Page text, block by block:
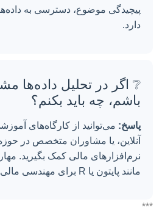
پیچیدگی موضوع، دسترسی به
دارد.
❔ اگر در تحلیل داده‌ها
باشم، چه باید بکنم؟
پاسخ: می‌توانید از کارگاه‌های
آنلاین، یا مشاوران متخصص در
نرم‌افزارهای مالی کمک بگیرید.
مانند پایتون یا R برای مهندسی مالی بسیار مهم است.
***